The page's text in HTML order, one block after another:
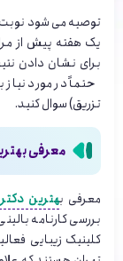
توصیه می شود
یک هفته پیش از
برای نشان دادن
حتماً در مورد
تزریق) سوال کنید.
معرفی
معرفی بهترین
بررسی کارنامه
کلینیک زیبایی